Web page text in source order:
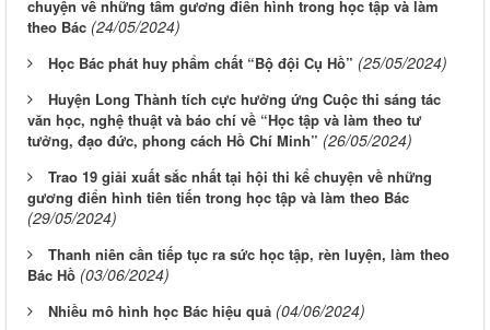
chuyện về những tấm gương điển hình trong học tập và làm
theo Bác (24/05/2024)
Học Bác phát huy phẩm chất “Bộ đội Cụ Hồ” (25/05/2024)
Huyện Long Thành tích cực hưởng ứng Cuộc thi sáng tác
văn học, nghệ thuật và báo chí về “Học tập và làm theo tư
tưởng, đạo đức, phong cách Hồ Chí Minh” (26/05/2024)
Trao 19 giải xuất sắc nhất tại hội thi kể chuyện về những
gương điển hình tiên tiến trong học tập và làm theo Bác
(29/05/2024)
Thanh niên cần tiếp tục ra sức học tập, rèn luyện, làm theo
Bác Hồ (03/06/2024)
Nhiều mô hình học Bác hiệu quả (04/06/2024)